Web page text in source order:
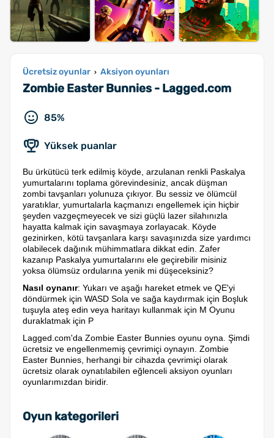
Ücretsiz oyunlar › Aksiyon oyunları
Zombie Easter Bunnies - Lagged.com
85%
Yüksek puanlar
Bu ürkütücü terk edilmiş köyde, arzulanan renkli Paskalya
yumurtalarını toplama görevindesiniz, ancak düşman
zombi tavşanları yolunuza çıkıyor. Bu sessiz ve ölümcül
yaratıklar, yumurtalarla kaçmanızı engellemek için hiçbir
şeyden vazgeçmeyecek ve sizi güçlü lazer silahınızla
hayatta kalmak için savaşmaya zorlayacak. Köyde
gezinirken, kötü tavşanlara karşı savaşınızda size yardımcı
olabilecek dağınık mühimmatlara dikkat edin. Zafer
kazanıp Paskalya yumurtalarını ele geçirebilir misiniz
yoksa ölümsüz ordularına yenik mi düşeceksiniz?
Nasıl oynanır: Yukarı ve aşağı hareket etmek ve QE'yi
döndürmek için WASD Sola ve sağa kaydırmak için Boşluk
tuşuyla ateş edin veya haritayı kullanmak için M Oyunu
duraklatmak için P
Lagged.com'da Zombie Easter Bunnies oyunu oyna. Şimdi
ücretsiz ve engellenmemiş çevrimiçi oynayın. Zombie
Easter Bunnies, herhangi bir cihazda çevrimiçi olarak
ücretsiz olarak oynatılabilen eğlenceli aksiyon oyunları
oyunlarımızdan biridir.
Oyun kategorileri